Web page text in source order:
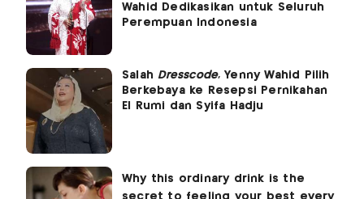
Wahid Dedikasikan untuk Seluruh
Perempuan Indonesia
Salah Dresscode, Yenny Wahid Pilih
Berkebaya ke Resepsi Pernikahan
El Rumi dan Syifa Hadju